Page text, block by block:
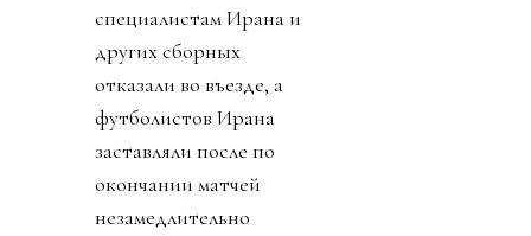
специалистам Ирана и
других сборных
отказали во въезде, а
футболистов Ирана
заставляли после по
окончании матчей
незамедлительно